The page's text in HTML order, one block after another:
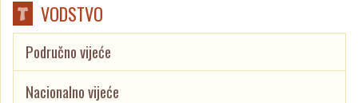
VODSTVO
Područno vijeće
Nacionalno vijeće